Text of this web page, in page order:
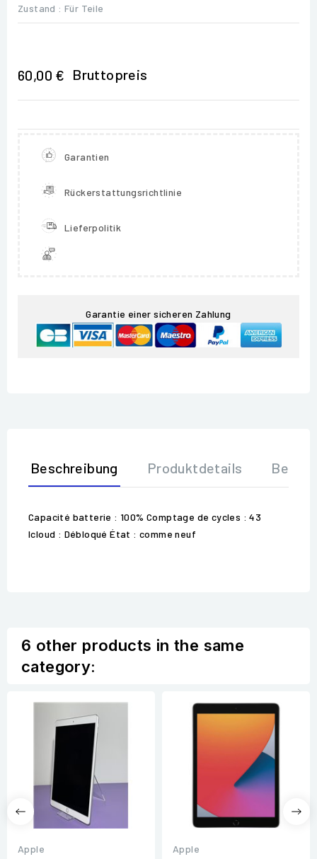
Zustand : Für Teile
60,00 € Bruttopreis
Garantien
Rückerstattungsrichtlinie
Lieferpolitik
Garantie einer sicheren Zahlung
Beschreibung Produktdetails
Capacité batterie : 100% Comptage de cycles : 43
Icloud : Débloqué État : comme neuf
6 other products in the same
category:
Apple
Apple